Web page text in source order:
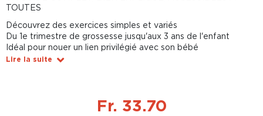
TOUTES
Découvrez des exercices simples et variés
Du 1e trimestre de grossesse jusqu'aux 3 ans de l'enfant
Idéal pour nouer un lien privilégié avec son bébé
Lire la suite
Fr. 33.70